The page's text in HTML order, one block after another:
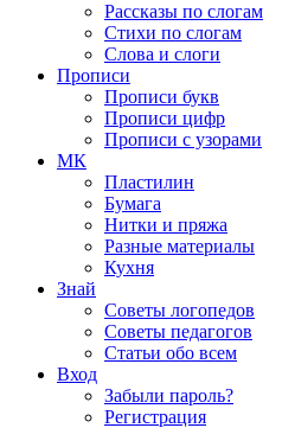
Рассказы по слогам
Стихи по слогам
Слова и слоги
Прописи
Прописи букв
Прописи цифр
Прописи с узорами
МК
Пластилин
Бумага
Нитки и пряжа
Разные материалы
Кухня
Знай
Советы логопедов
Советы педагогов
Статьи обо всем
Вход
Забыли пароль?
Регистрация